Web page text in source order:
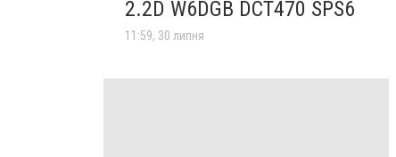
2.2D W6DGB DCT470 SPS6
11:59, 30 липня